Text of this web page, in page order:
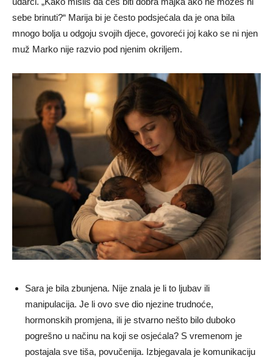
sebe brinuti?“ Marija bi je često podsjećala da je ona bila
mnogo bolja u odgoju svojih djece, govoreći joj kako se ni njen
muž Marko nije razvio pod njenim okriljem.
Sara je bila zbunjena. Nije znala je li to ljubav ili
manipulacija. Je li ovo sve dio njezine trudnoće,
hormonskih promjena, ili je stvarno nešto bilo duboko
pogrešno u načinu na koji se osjećala? S vremenom je
postajala sve tiša, povučenija. Izbjegavala je komunikaciju